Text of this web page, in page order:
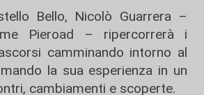
Bello, Nicolò Guarrera –
Pieroad – ripercorrerà i
camminando intorno al
la sua esperienza in un
cambiamenti e scoperte.